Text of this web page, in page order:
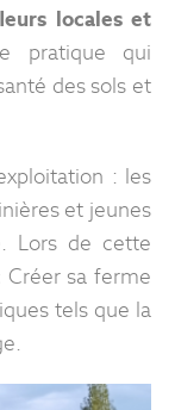
locales et
pratique qui
des sols et
: les
et jeunes
Lors de cette
sa ferme
tels que la